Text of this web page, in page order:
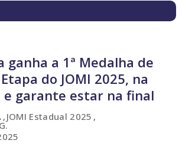
ganha a 1ª Medalha de
do JOMI 2025, na
e garante estar na final
JOMI Estadual 2025